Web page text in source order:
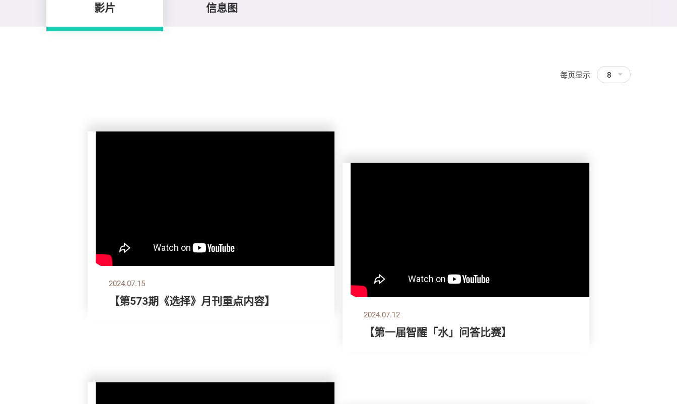
影片 信息图
每页显示 8
2024.07.15
【第573期《选择》月刊重点内容】
2024.07.12
【第一届智醒「水」问答比赛】